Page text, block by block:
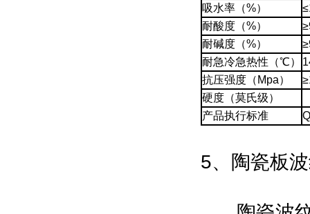
吸水率（%）
耐酸度（%）
耐碱度（%）
耐急冷急热性（℃）
抗压强度（Mpa）
硬度（莫氏级）
产品执行标准
5、陶瓷板